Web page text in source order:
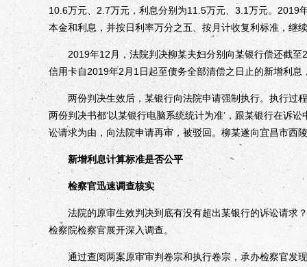
10.6万元、2.7万元，利息分别为11.5万元、3.1万元。2019
本金和利息，并按日利率万分之五、按月计收复利标准，继
2019年12月，法院判决柳某夫妇分别向某银行偿还截至
信用卡自2019年2月1日起至债务全部清偿之日止的新增利
两份判决生效后，某银行向法院申请强制执行。执行过
两份判决书都‘以某银行电脑系统统计为准’，跟某银行在诉
讼请求为由，向法院申请再审，被驳回。柳某遂向宜昌市西
新增利息计算标准是否公平
检察官迅速调查核实
法院的原审生效判决到底有没有超出某银行的诉讼请求？
检察院检察官展开深入调查。
通过查阅两案原审审判卷宗和执行卷宗，承办检察官发